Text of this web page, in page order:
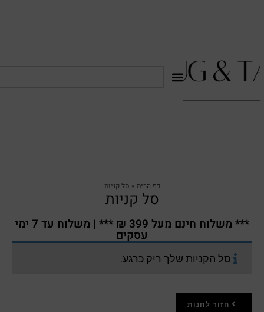
דף הבית » סל קניות
סל קניות
*** משלוח חינם מעל 399 ₪ *** | משלוח עד 7 ימי
עסקים
סל הקניות שלך ריק כרגע.
חזור לחנות